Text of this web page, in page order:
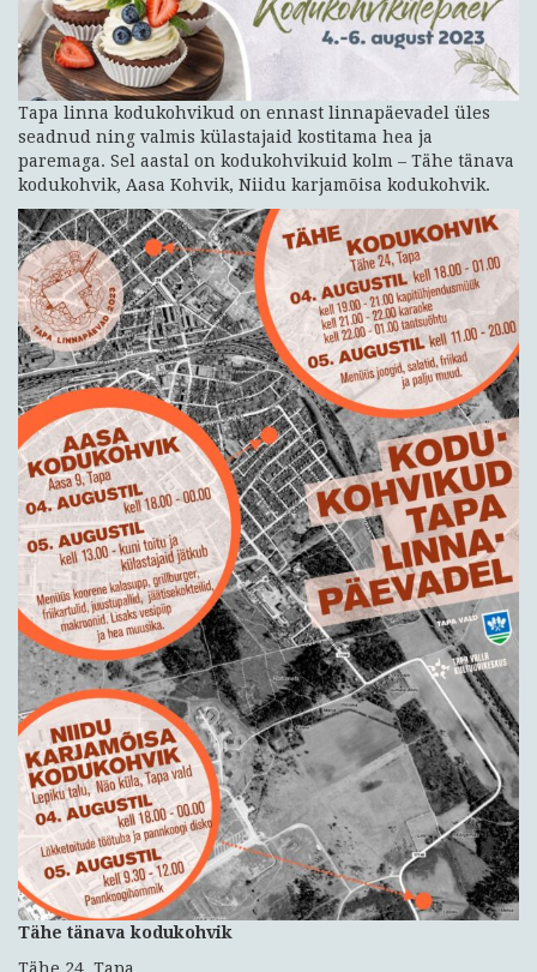
Tapa linna kodukohvikud on ennast linnapäevadel üles
seadnud ning valmis külastajaid kostitama hea ja
paremaga. Sel aastal on kodukohvikuid kolm – Tähe tänava
kodukohvik, Aasa Kohvik, Niidu karjamõisa kodukohvik.
Tähe tänava kodukohvik